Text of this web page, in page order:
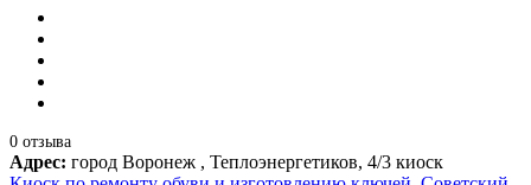
0 отзыва
Адрес: город Воронеж , Теплоэнергетиков, 4/3 киоск